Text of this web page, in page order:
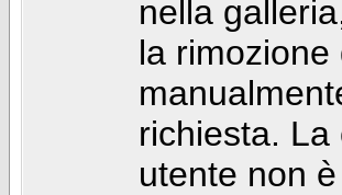
nella
la
richiesta.
utente non